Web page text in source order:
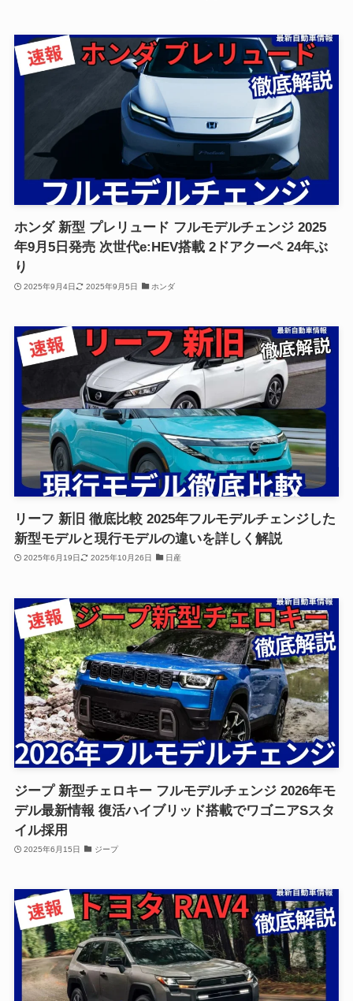
ホンダ 新型 プレリュード フルモデルチェンジ 2025
年9月5日発売 次世代e:HEV搭載 2ドアクーペ 24年ぶ
り
2025年9月4日 2025年9月5日 ホンダ
リーフ 新旧 徹底比較 2025年フルモデルチェンジした
新型モデルと現行モデルの違いを詳しく解説
2025年6月19日 2025年10月26日 日産
ジープ 新型チェロキー フルモデルチェンジ 2026年モ
デル最新情報 復活ハイブリッド搭載でワゴニアSスタ
イル採用
2025年6月15日 ジープ